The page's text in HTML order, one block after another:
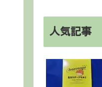
人気記事